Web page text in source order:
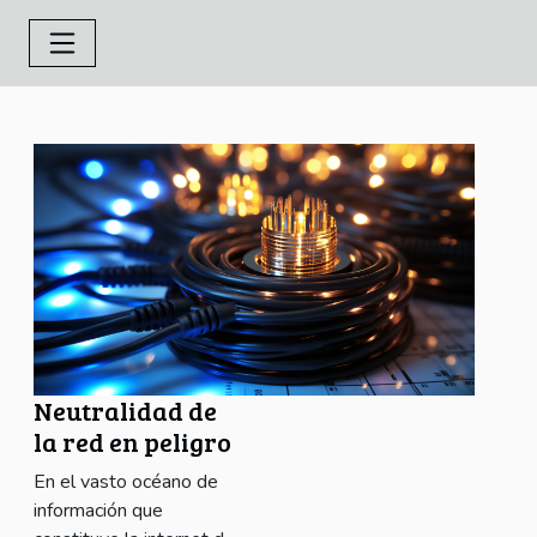
Neutralidad de
la red en peligro
En el vasto océano de
información que